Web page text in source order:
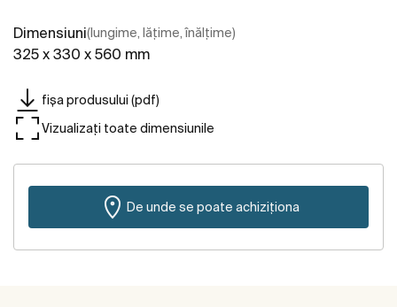
Dimensiuni(lungime, lățime, înălțime)
325 x 330 x 560 mm
fișa produsului (pdf)
Vizualizați toate dimensiunile
De unde se poate achiziționa